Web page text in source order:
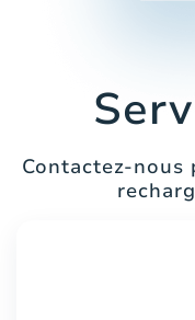
Contactez-nous